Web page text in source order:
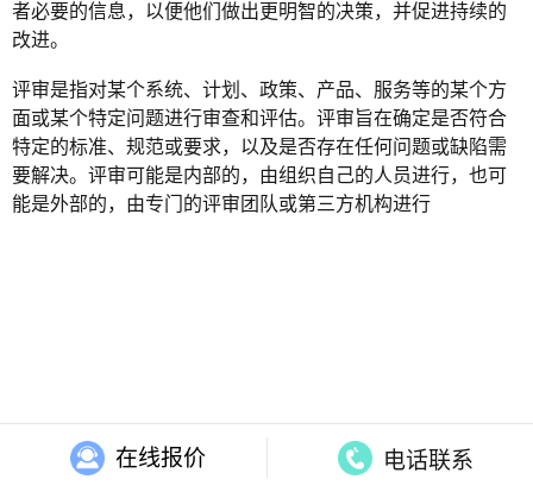
者必要的信息，以便他们做出更明智的决策，并促进持续的
改进。
评审是指对某个系统、计划、政策、产品、服务等的某个方
面或某个特定问题进行审查和评估。评审旨在确定是否符合
特定的标准、规范或要求，以及是否存在任何问题或缺陷需
要解决。评审可能是内部的，由组织自己的人员进行，也可
能是外部的，由专门的评审团队或第三方机构进行
在线报价 电话联系